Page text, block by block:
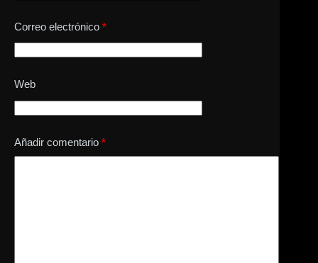
Correo electrónico *
Web
Añadir comentario *